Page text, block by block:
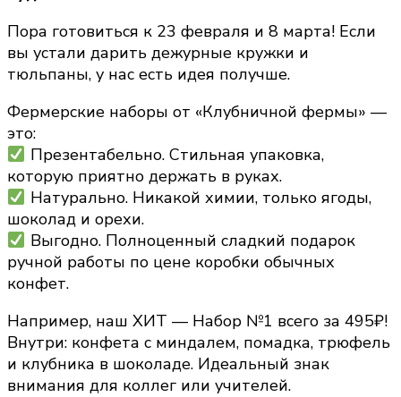
Пора готовиться к 23 февраля и 8 марта! Если
вы устали дарить дежурные кружки и
тюльпаны, у нас есть идея получше.
Фермерские наборы от «Клубничной фермы» —
это:
Презентабельно. Стильная упаковка,
которую приятно держать в руках.
Натурально. Никакой химии, только ягоды,
шоколад и орехи.
Выгодно. Полноценный сладкий подарок
ручной работы по цене коробки обычных
конфет.
Например, наш ХИТ — Набор №1 всего за 495₽!
Внутри: конфета с миндалем, помадка, трюфель
и клубника в шоколаде. Идеальный знак
внимания для коллег или учителей.